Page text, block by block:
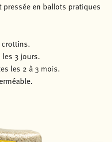
pressée en ballots pratiques
crottins.
3 jours.
les 2 à 3 mois.